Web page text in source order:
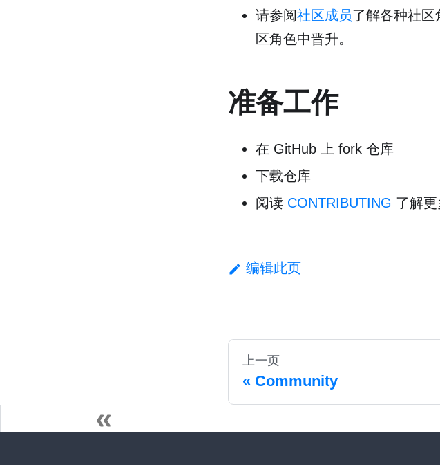
请参阅社区成员了解各种社区
区角色中晋升。
准备工作
在 GitHub 上 fork 仓库
下载仓库
阅读 CONTRIBUTING 了解
编辑此页
上一页
Community